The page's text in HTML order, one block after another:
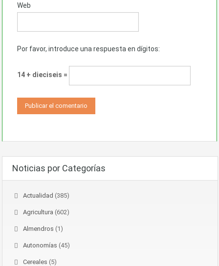
Web
Por favor, introduce una respuesta en dígitos:
14 + dieciseis =
Noticias por Categorías
Actualidad (385)
Agricultura (602)
Almendros (1)
Autonomías (45)
Cereales (5)